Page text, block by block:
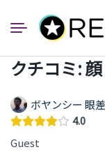
ン
クチコミ: 顔
ボヤンシー 眼
4.0
Guest